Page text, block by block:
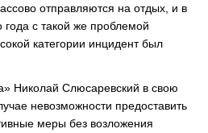
отправляются на отдых, и в
с такой же проблемой
категории инцидент был
Николай Слюсаревский в свою
невозможности предоставить
меры без возложения